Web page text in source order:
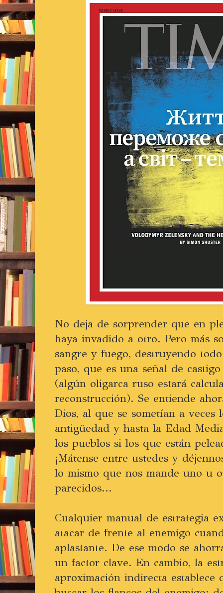
No deja de sorprender que en
haya invadido a otro. Pero más
sangre y fuego, destruyendo
paso, que es una señal de
(algún oligarca ruso estará
reconstrucción). Se entiende
Dios, al que se sometían a veces
antigüedad y hasta la Edad
los pueblos si los que están
¡Mátense entre ustedes y
lo mismo que nos mande uno u
parecidos...
Cualquier manual de estrategia
atacar de frente al enemigo
aplastante. De ese modo se
un factor clave. En cambio, la
aproximación indirecta establece